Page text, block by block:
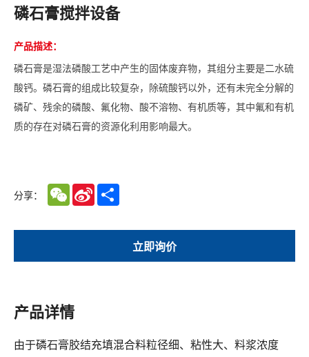
磷石膏搅拌设备
产品描述：
磷石膏是湿法磷酸工艺中产生的固体废弃物，其组分主要是二水硫
酸钙。磷石膏的组成比较复杂，除硫酸钙以外，还有未完全分解的
磷矿、残余的磷酸、氟化物、酸不溶物、有机质等，其中氟和有机
质的存在对磷石膏的资源化利用影响最大。
分享： WeChatSina
Weibo
立即询价
产品详情
由于磷石膏胶结充填混合料粒径细、粘性大、料浆浓度